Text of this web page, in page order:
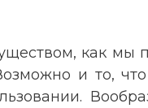
как мы
и то,